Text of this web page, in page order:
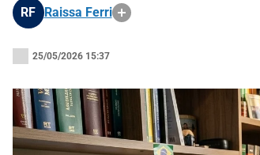
RF Raissa Ferri
25/05/2026 15:37